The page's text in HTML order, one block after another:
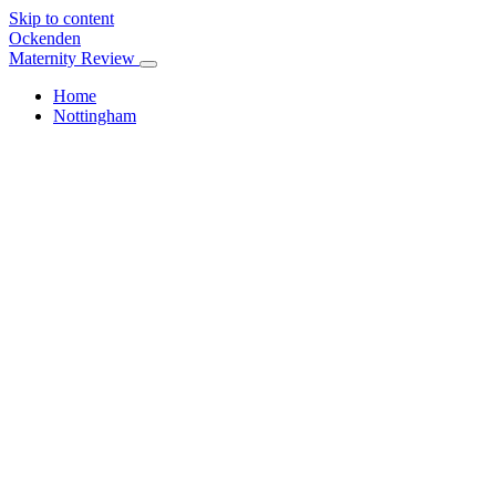
Skip to content
Ockenden
Maternity Review
Home
Nottingham